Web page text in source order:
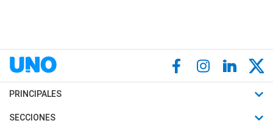
PRINCIPALES
Últimas Noticias
SECCIONES